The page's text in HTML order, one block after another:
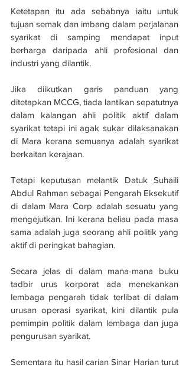
Ketetapan itu ada sebabnya iaitu untuk
tujuan semak dan imbang dalam perjalanan
syarikat di samping mendapat input
berharga daripada ahli profesional dan
industri yang dilantik.
Jika diikutkan garis panduan yang
ditetapkan MCCG, tiada lantikan sepatutnya
dalam kalangan ahli politik aktif dalam
syarikat tetapi ini agak sukar dilaksanakan
di Mara kerana semuanya adalah syarikat
berkaitan kerajaan.
Tetapi keputusan melantik Datuk Suhaili
Abdul Rahman sebagai Pengarah Eksekutif
di dalam Mara Corp adalah sesuatu yang
mengejutkan. Ini kerana beliau pada masa
sama adalah juga seorang ahli politik yang
aktif di peringkat bahagian.
Secara jelas di dalam mana-mana buku
tadbir urus korporat ada menekankan
lembaga pengarah tidak terlibat di dalam
urusan operasi syarikat, kini dilantik pula
pemimpin politik dalam lembaga dan juga
pengurusan syarikat.
Sementara itu hasil carian Sinar Harian turut